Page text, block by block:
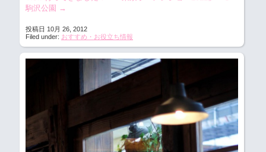
駒沢公園 →
投稿日 10月 26, 2012
Filed under: おすすめ・お役立ち情報